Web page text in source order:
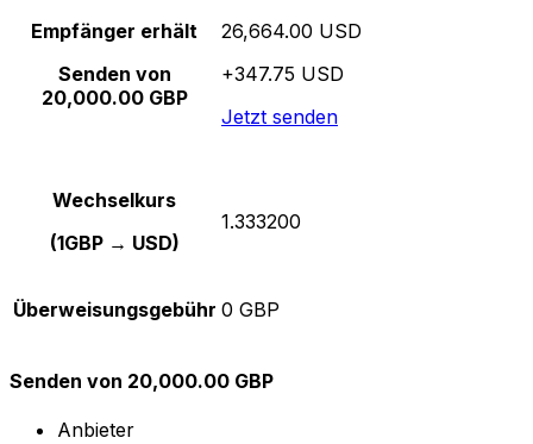
Empfänger erhält
Senden von
20,000.00 GBP
26,664.00 USD
+347.75 USD
Jetzt senden
Wechselkurs
(1GBP → USD)
1.333200
Überweisungsgebühr 0 GBP
Senden von 20,000.00 GBP
Anbieter